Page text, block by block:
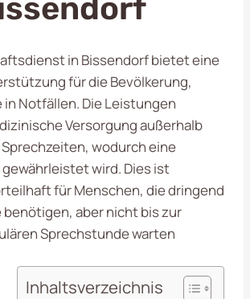
in Bissendorf bietet eine
für die Bevölkerung,
Notfällen. Die Leistungen
Versorgung außerhalb
wodurch eine
wird. Dies ist
für Menschen, die dringend
aber nicht bis zur
Sprechstunde warten
Inhaltsverzeichnis